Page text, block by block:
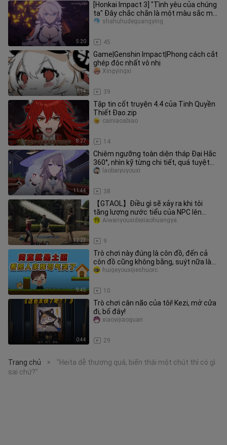
5:20
[Honkai Impact 3] "Tình yêu của chúng
ta" Đây chắc chắn là một màu sắc mà
bạn chưa từng thấy!
45
shahuhudeguangying
1:14
Game|Genshin Impact|Phong cách cắt
ghép độc nhất vô nhị
39
Xingyingxi
8:27
Tập tin cốt truyện 4.4 của Tinh Quyền
Thiết Đạo.zip
14
cainiaoabiao
11:44
Chiêm ngưỡng toàn diện tháp Đại Hắc
360°, nhìn kỹ từng chi tiết, quá tuyệt
vời!
38
laobaiyuyouxi
12:23
【GTAOL】Điều gì sẽ xảy ra khi tôi
tăng lượng nước tiểu của NPC lên
999.999.99?
9
Aiwanyouxidexiaohuangya
9:45
Trò chơi này đúng là côn đồ, đến cả
côn đồ cũng không bằng, suýt nữa làm
anh Huy tức đến phát khóc r
10
huigeyouxijieshuorc
0:44
Trò chơi cân não của tôi! Kezi, mở cửa
đi, bố đây!
29
xiaoyijiaoguan
Trang chủ >
"Heita dễ thương quá, biến thái một chút thì có gì
sai chứ?"